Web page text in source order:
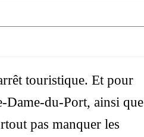
touristique. Et pour
Dame-du-Port, ainsi que
pas manquer les